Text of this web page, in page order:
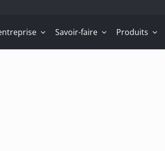
Savoir-faire Produits